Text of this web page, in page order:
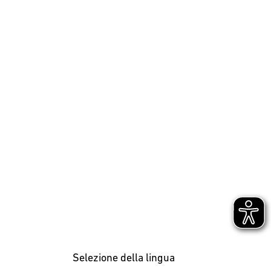
Selezione della lingua